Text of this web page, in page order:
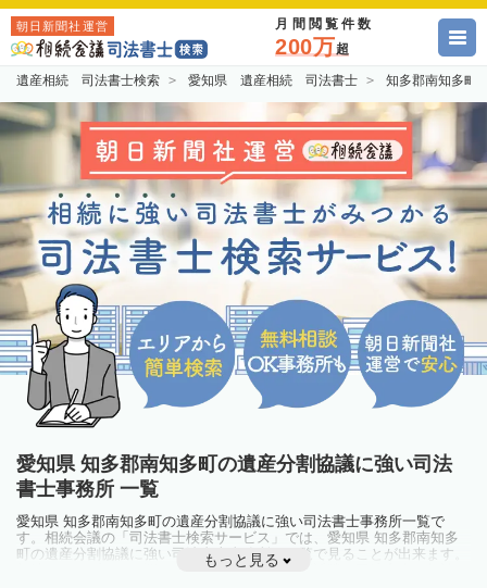
朝日新聞社運営 月間閲覧件数
200万超
遺産相続 司法書士検索 愛知県 遺産相続 司法書士 知多郡南知多
愛知県 知多郡南知多町の遺産分割協議に強い司法
書士事務所 一覧
愛知県 知多郡南知多町の遺産分割協議に強い司法書士事務所一覧で
す。相続会議の「司法書士検索サービス」では、愛知県 知多郡南知多
町の遺産分割協議に強い司法書士事務所を一覧で見ることが出来ます。
相続のトラブルやお悩みを抱えている方は一度近隣の司法書士に相談し
もっと見る